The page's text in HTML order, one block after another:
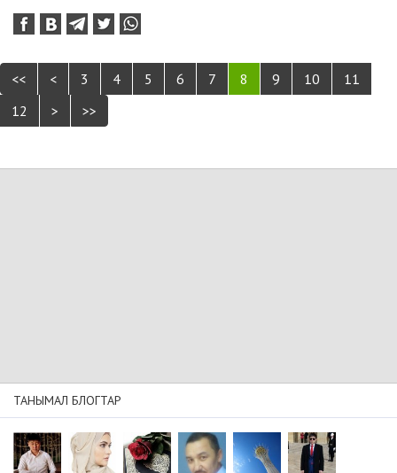
<< < 3 4 5 6 7 8 9 10
11
12
> >>
ТАНЫМАЛ БЛОГТАР